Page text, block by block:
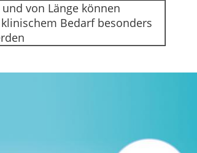
von Länge können
Bedarf besonders